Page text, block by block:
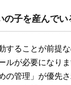
の子を産んでい
することが前提
ルが必要になり
の管理」が優先